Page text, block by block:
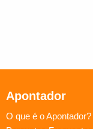
Apontador
O que é o Apontador?